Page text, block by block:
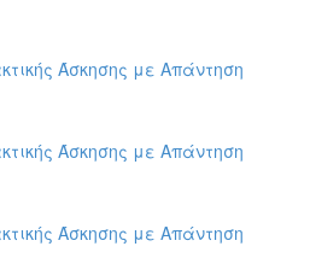
Άσκησης με Απάντηση
Άσκησης με Απάντηση
Άσκησης με Απάντηση